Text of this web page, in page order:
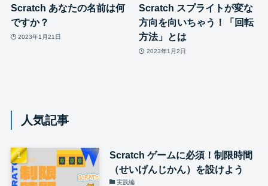
Scratch あなたの名前は何
ですか？
2023年1月21日
Scratch スプライトが変な
方向を向いちゃう！「回転
方法」とは
2023年1月2日
人気記事
Scratch ゲームに必須！制限時間
（せいげんじかん）を設けよう
実践編